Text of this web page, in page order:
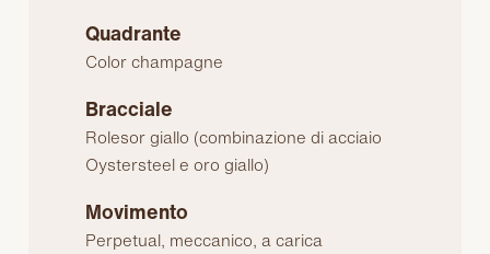
Quadrante
Color champagne
Bracciale
Rolesor giallo (combinazione di acciaio
Oystersteel e oro giallo)
Movimento
Perpetual, meccanico, a carica